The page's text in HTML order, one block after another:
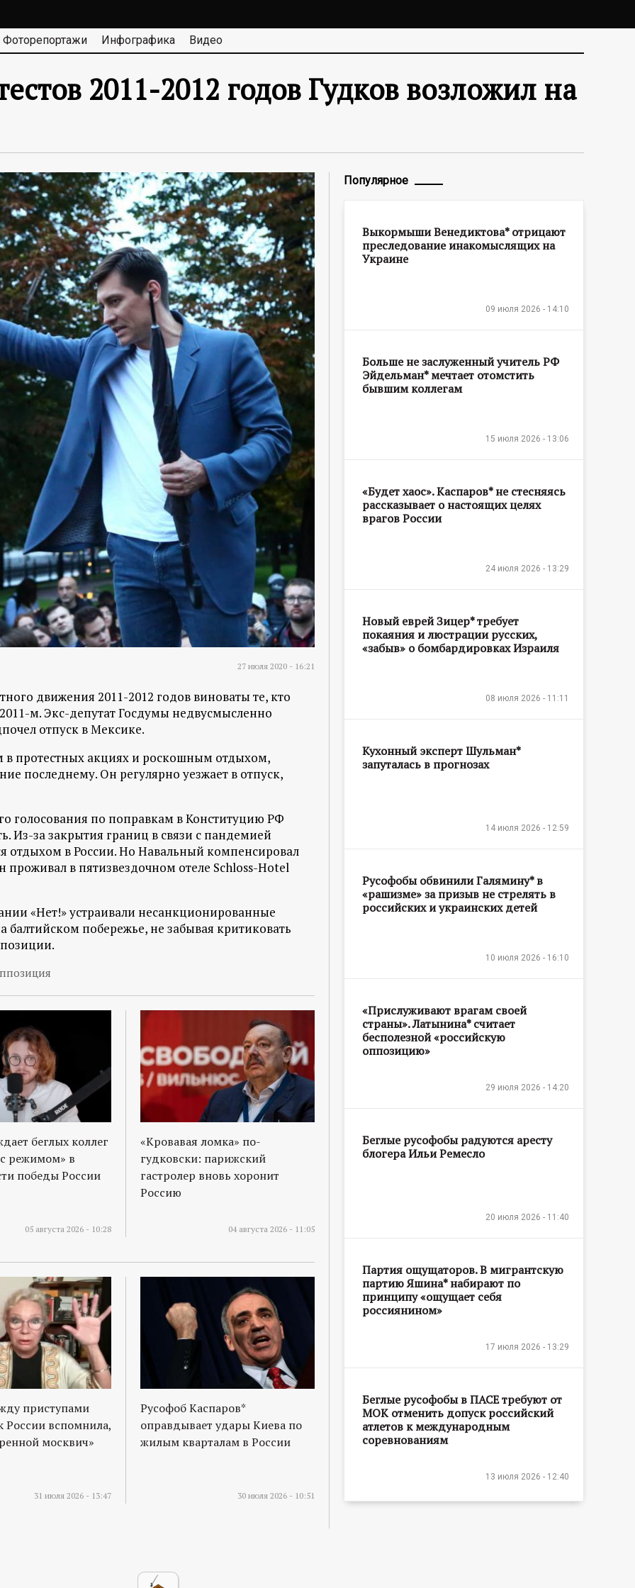
Фоторепортажи Инфографика Видео
2011-2012 годов Гудков возложил на
27 июля 2020 - 16:21
движения 2011-2012 годов виноваты те, кто
м. Экс-депутат Госдумы недвусмысленно
отпуск в Мексике.
в протестных акциях и роскошным отдыхом,
последнему. Он регулярно уезжает в отпуск,
голосования по поправкам в Конституцию РФ
Из-за закрытия границ в связи с пандемией
отдыхом в России. Но Навальный компенсировал
в пятизвездочном отеле Schloss-Hotel
«Нет!» устраивали несанкционированные
побережье, не забывая критиковать
беглых коллег
режимом» в
победы России
05 августа 2026 - 10:28
«Кровавая ломка» по-
гудковски: парижский
гастролер вновь хоронит
Россию
04 августа 2026 - 11:05
приступами
России вспомнила,
москвич»
31 июля 2026 - 13:47
Русофоб Каспаров*
оправдывает удары Киева по
жилым кварталам в России
30 июля 2026 - 10:51
Популярное
Выкормыши Венедиктова* отрицают
преследование инакомыслящих на
Украине
09 июля 2026 - 14:10
Больше не заслуженный учитель РФ
Эйдельман* мечтает отомстить
бывшим коллегам
15 июля 2026 - 13:06
«Будет хаос». Каспаров* не стесняясь
рассказывает о настоящих целях
врагов России
24 июля 2026 - 13:29
Новый еврей Зицер* требует
покаяния и люстрации русских,
«забыв» о бомбардировках Израиля
08 июля 2026 - 11:11
Кухонный эксперт Шульман*
запуталась в прогнозах
14 июля 2026 - 12:59
Русофобы обвинили Галямину* в
«рашизме» за призыв не стрелять в
российских и украинских детей
10 июля 2026 - 16:10
«Прислуживают врагам своей
страны». Латынина* считает
бесполезной «российскую
оппозицию»
29 июля 2026 - 14:20
Беглые русофобы радуются аресту
блогера Ильи Ремесло
20 июля 2026 - 11:40
Партия ощущаторов. В мигрантскую
партию Яшина* набирают по
принципу «ощущает себя
россиянином»
17 июля 2026 - 13:29
Беглые русофобы в ПАСЕ требуют от
МОК отменить допуск российский
атлетов к международным
соревнованиям
13 июля 2026 - 12:40